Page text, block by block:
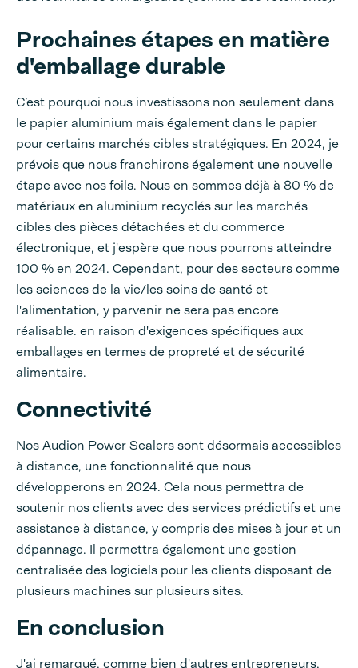
Prochaines étapes en matière
d'emballage durable
C’est pourquoi nous investissons non seulement dans
le papier aluminium mais également dans le papier
pour certains marchés cibles stratégiques. En 2024, je
prévois que nous franchirons également une nouvelle
étape avec nos foils. Nous en sommes déjà à 80 % de
matériaux en aluminium recyclés sur les marchés
cibles des pièces détachées et du commerce
électronique, et j'espère que nous pourrons atteindre
100 % en 2024. Cependant, pour des secteurs comme
les sciences de la vie/les soins de santé et
l'alimentation, y parvenir ne sera pas encore
réalisable. en raison d'exigences spécifiques aux
emballages en termes de propreté et de sécurité
alimentaire.
Connectivité
Nos Audion Power Sealers sont désormais accessibles
à distance, une fonctionnalité que nous
développerons en 2024. Cela nous permettra de
soutenir nos clients avec des services prédictifs et une
assistance à distance, y compris des mises à jour et un
dépannage. Il permettra également une gestion
centralisée des logiciels pour les clients disposant de
plusieurs machines sur plusieurs sites.
En conclusion
J'ai remarqué, comme bien d'autres entrepreneurs,